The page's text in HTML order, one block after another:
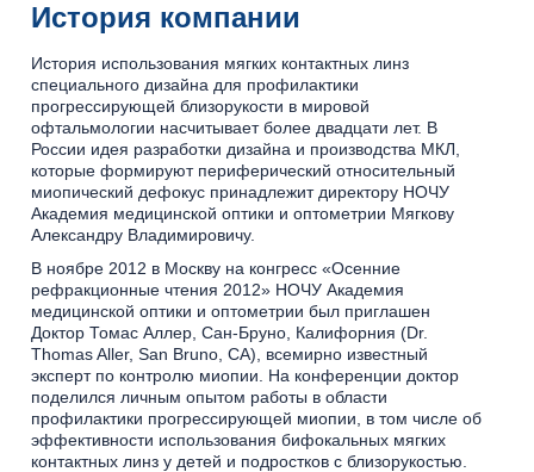
История компании
История использования мягких контактных линз
специального дизайна для профилактики
прогрессирующей близорукости в мировой
офтальмологии насчитывает более двадцати лет. В
России идея разработки дизайна и производства МКЛ,
которые формируют периферический относительный
миопический дефокус принадлежит директору НОЧУ
Академия медицинской оптики и оптометрии Мягкову
Александру Владимировичу.
В ноябре 2012 в Москву на конгресс «Осенние
рефракционные чтения 2012» НОЧУ Академия
медицинской оптики и оптометрии был приглашен
Доктор Томас Аллер, Сан-Бруно, Калифорния (Dr.
Thomas Aller, San Bruno, CA), всемирно известный
эксперт по контролю миопии. На конференции доктор
поделился личным опытом работы в области
профилактики прогрессирующей миопии, в том числе об
эффективности использования бифокальных мягких
контактных линз у детей и подростков с близорукостью.